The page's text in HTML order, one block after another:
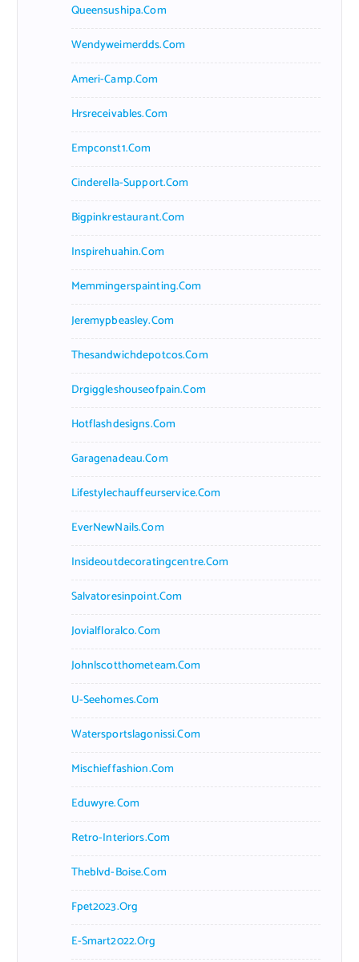
Queensushipa.com
Wendyweimerdds.com
Ameri-Camp.com
Hrsreceivables.com
Empconst1.com
Cinderella-Support.com
Bigpinkrestaurant.com
Inspirehuahin.com
Memmingerspainting.com
Jeremypbeasley.com
Thesandwichdepotcos.com
Drgiggleshouseofpain.com
Hotflashdesigns.com
Garagenadeau.com
Lifestylechauffeurservice.com
EverNewNails.com
Insideoutdecoratingcentre.com
Salvatoresinpoint.com
Jovialfloralco.com
Johnlscotthometeam.com
U-Seehomes.com
Watersportslagonissi.com
Mischieffashion.com
Eduwyre.com
Retro-Interiors.com
Theblvd-Boise.com
Fpet2023.org
E-Smart2022.org